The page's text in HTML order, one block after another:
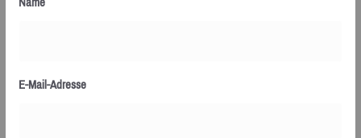
E-Mail-Adresse